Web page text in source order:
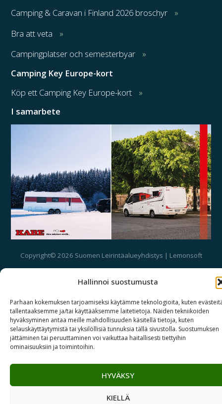
Hallinnoi suostumusta
Parhaan kokemuksen tarjoamiseksi käytämme teknologioita, kuten
tallentaaksemme ja/tai käyttääksemme laitetietoja. Näiden tekniikoiden
hyväksyminen antaa meille mahdollisuuden käsitellä tietoja, kuten
selauskäyttäytymistä tai yksilöllisiä tunnuksia tällä sivustolla. Suostumuksen
jättäminen tai peruuttaminen voi vaikuttaa haitallisesti tiettyihin
ominaisuuksiin ja toimintoihin.
HYVÄKSY
KIELLÄ
Camping & Caravan i Finland 2026 broschyr
Bra att veta
Campingplatser och semesterbyar
Camping Key Europe-kort
Köp ett Camping Key Europe-kort
I samarbete
Copyright© 2026 Suomen Leirintäalueyhdistys | Lemonsoft